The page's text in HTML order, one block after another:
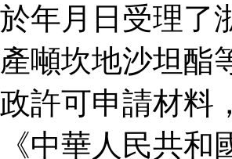
於年月日受理了
產噸坎地沙坦酯
政許可申請材料
《中華人民共